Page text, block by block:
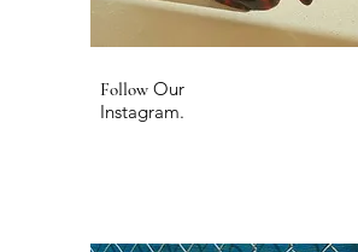
FollowOur
Instagram.